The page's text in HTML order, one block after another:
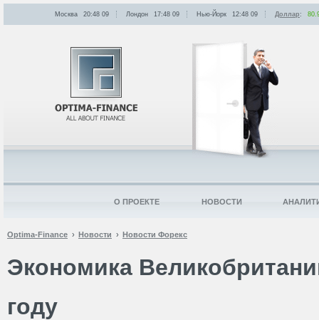
Optima-Finance Новости Новости Форекс
Экономика
году
Москва 20:48 09 Лондон 17:48 09 Нью-Йорк 12:48 09 Доллар:
О ПРОЕКТЕ НОВОСТИ